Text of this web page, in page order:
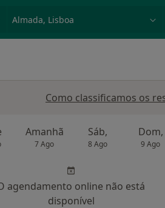
Como classificamos os
Amanhã
7 Ago
Sáb,
8 Ago
Dom,
9 Ago
agendamento online não está
disponível